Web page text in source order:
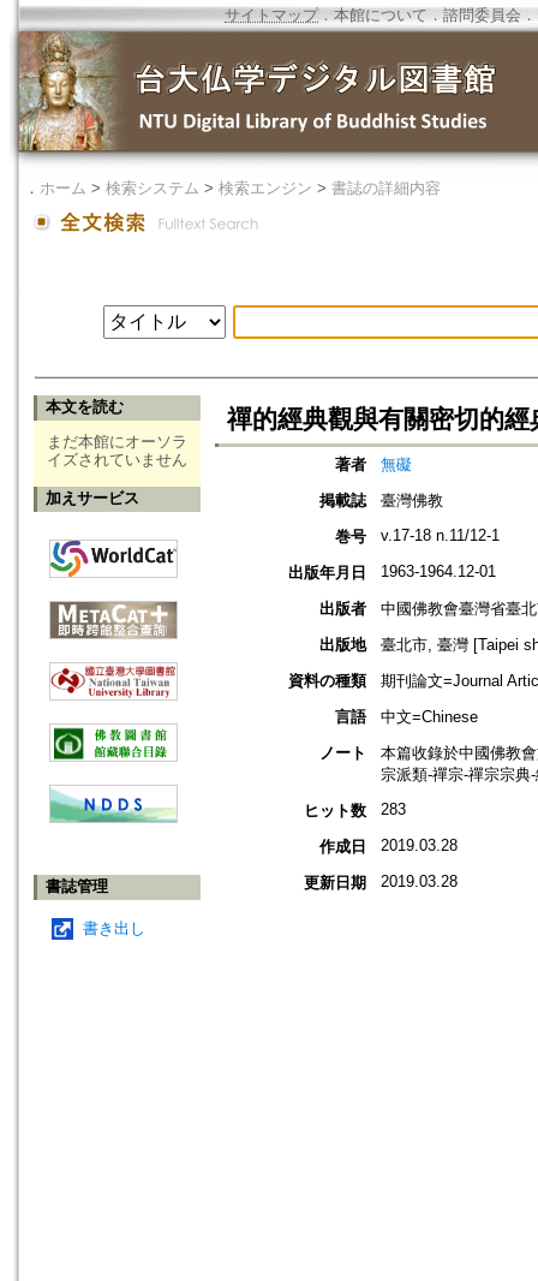
サイトマップ．本館について ． 諮問委員会 ．
． ホーム > 検索システム > 検索エンジン > 書誌の詳細内容
本文を読む
まだ本館にオーソラ
イズされていません
加えサービス
書誌管理
書き出し
禪的經典觀與有關密切的
著者
無礙
掲載誌
臺灣佛教
巻号
v.17-18 n.11/12-1
出版年月日 1963-1964.12-01
出版者
中國佛教會臺灣省臺
出版地
臺北市, 臺灣 [Taipei
資料の種類
期刊論文=Journal
言語
中文=Chinese
ノート
本篇收錄於中國佛教
宗派類-禪宗-禪宗宗典
ヒット数
283
作成日 2019.03.28
更新日期 2019.03.28